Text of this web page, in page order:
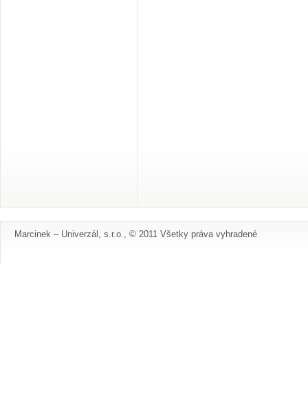
Marcinek – Univerzál, s.r.o., © 2011 Všetky práva vyhradené